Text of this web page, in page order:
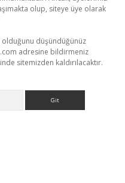
olup, siteye üye olarak
olduğunu düşündüğünüz
adresine bildirmeniz
sitemizden kaldırılacaktır.